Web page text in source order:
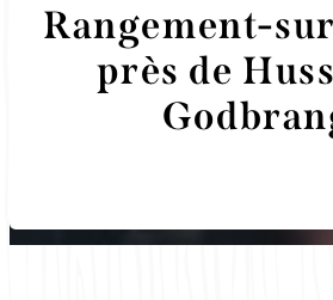
Rangement-
près de